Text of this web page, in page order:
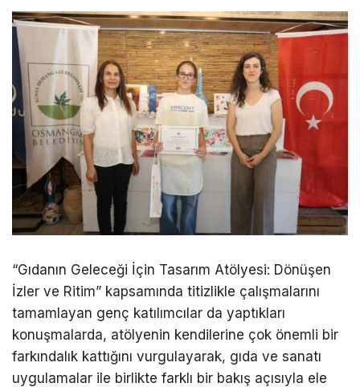
“Gıdanın Geleceği İçin Tasarım Atölyesi: Dönüşen
İzler ve Ritim” kapsamında titizlikle çalışmalarını
tamamlayan genç katılımcılar da yaptıkları
konuşmalarda, atölyenin kendilerine çok önemli bir
farkındalık kattığını vurgulayarak, gıda ve sanatı
uygulamalar ile birlikte farklı bir bakış açısıyla ele